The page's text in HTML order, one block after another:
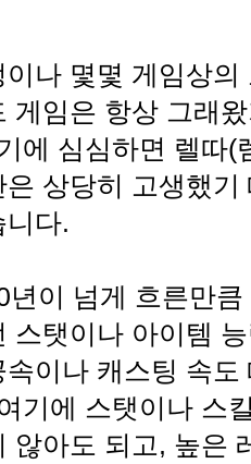
나 몇몇 게임상
게임은 항상 그래
에 심심하면 렐따
상당히 고생했
니다.
년이 넘게 흐른만
스탯이나 아이템
이나 캐스팅 속
기에 스탯이나 스
않아도 되고, 높은